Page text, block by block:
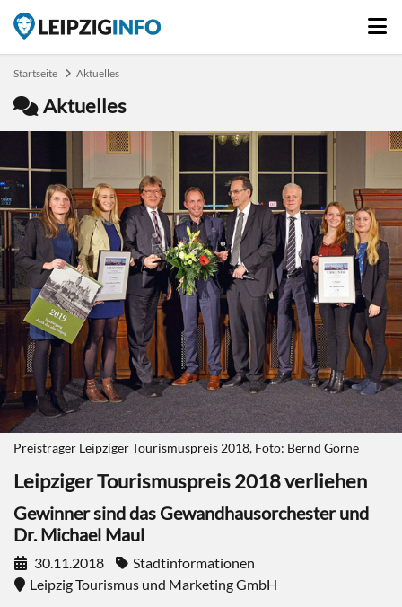
Startseite Aktuelles
Aktuelles
Preisträger Leipziger Tourismuspreis 2018, Foto: Bernd Görne
Leipziger Tourismuspreis 2018 verliehen
Gewinner sind das Gewandhausorchester und
Dr. Michael Maul
30.11.2018
Stadtinformationen
Leipzig Tourismus und Marketing GmbH